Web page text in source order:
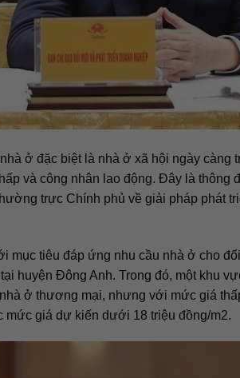
ở đặc biệt là nhà ở xã hội ngày càng
và công nhân lao động. Đây là thông
trực Chính phủ về giải pháp phát
mục tiêu đáp ứng nhu cầu nhà ở cho
huyện Đông Anh. Trong đó, một khu
ở thương mại, nhưng với mức giá
mức giá dự kiến dưới 18 triệu đồng/m2.